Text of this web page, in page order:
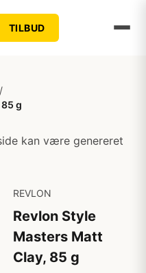
TILBUD
/
g
kan være genereret
REVLON
Revlon Style
Masters Matt
Clay, 85 g